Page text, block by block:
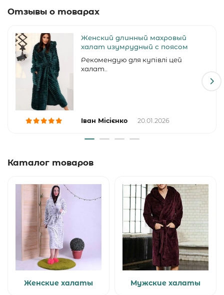
прелесть этого роскошного халата и
Не откладывайте покупку на потом – количество
товара ограничено!
Отзывы о товарах
Женский длинный махровый
халат изумрудный с поясом
Рекомендую для купівлі цей
халат..
Іван Місієнко 20.01.2026
Каталог товаров
Женские халаты Мужские халаты